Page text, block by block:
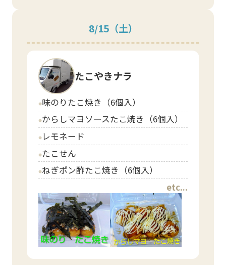
8/15（土）
たこやきナラ
circle味のりたこ焼き（6個入）
circleからしマヨソースたこ焼き（6個入）
circle レモネード
circleたこせん
circleねぎポン酢たこ焼き（6個入）
etc...